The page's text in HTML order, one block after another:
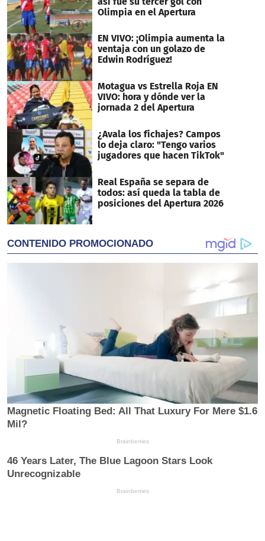
Olimpia en el Apertura
EN VIVO: ¡Olimpia aumenta la
ventaja con un golazo de
Edwin Rodríguez!
Motagua vs Estrella Roja EN
VIVO: hora y dónde ver la
jornada 2 del Apertura
¿Avala los fichajes? Campos
lo deja claro: "Tengo varios
jugadores que hacen TikTok"
Real España se separa de
todos: así queda la tabla de
posiciones del Apertura 2026